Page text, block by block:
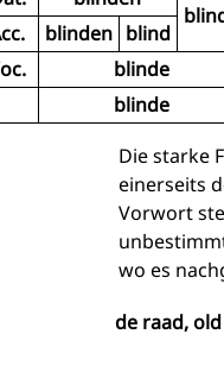
blinden blind
blinde
blinde
Die starke
einerseits
Vorwort
wo es
de raad,